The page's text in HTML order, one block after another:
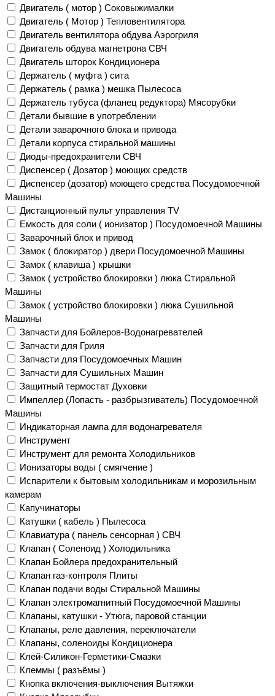
Двигатель ( мотор ) Соковыжималки
Двигатель ( Мотор ) Тепловентилятора
Двигатель вентилятора обдува Аэрогриля
Двигатель обдува магнетрона СВЧ
Двигатель шторок Кондиционера
Держатель ( муфта ) сита
Держатель ( рамка ) мешка Пылесоса
Держатель тубуса (фланец редуктора) Мясорубки
Детали бывшие в употреблении
Детали заварочного блока и привода
Детали корпуса стиральной машины
Диоды-предохранители СВЧ
Диспенсер ( Дозатор ) моющих средств
Диспенсер (дозатор) моющего средства Посудомоечной
Машины
Дистанционный пульт управления TV
Емкость для соли ( ионизатор ) Посудомоечной Машины
Заварочный блок и привод
Замок ( блокиратор ) двери Посудомоечной Машины
Замок ( клавиша ) крышки
Замок ( устройство блокировки ) люка Стиральной
Машины
Замок ( устройство блокировки ) люка Сушильной
Машины
Запчасти для Бойлеров-Водонагревателей
Запчасти для Гриля
Запчасти для Посудомоечных Машин
Запчасти для Сушильных Машин
Защитный термостат Духовки
Импеллер (Лопасть - разбрызгиватель) Посудомоечной
Машины
Индикаторная лампа для водонагревателя
Инструмент
Инструмент для ремонта Холодильников
Ионизаторы воды ( смягчение )
Испарители к бытовым холодильникам и морозильным
камерам
Капучинаторы
Катушки ( кабель ) Пылесоса
Клавиатура ( панель сенсорная ) СВЧ
Клапан ( Соленоид ) Холодильника
Клапан Бойлера предохранительный
Клапан газ-контроля Плиты
Клапан подачи воды Стиральной Машины
Клапан электромагнитный Посудомоечной Машины
Клапаны, катушки - Утюга, паровой станции
Клапаны, реле давления, переключатели
Клапаны, соленоиды Кондиционера
Клей-Силикон-Герметики-Смазки
Клеммы ( разъёмы )
Кнопка включения-выключения Вытяжки